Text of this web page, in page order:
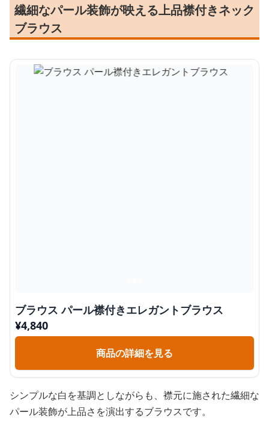
繊細なパール装飾が映える上品襟付きネック
ブラウス
ブラウス パール襟付きエレガントブラウス
¥4,840
商品の詳細を見る
シンプルな白を基調としながらも、襟元に施された繊細な
パール装飾が上品さを演出するブラウスです。